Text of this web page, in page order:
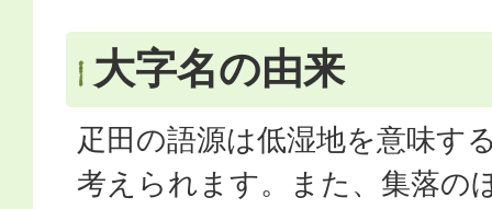
大字名の由来
疋田の語源は低湿地を意味す
考えられます。また、集落の